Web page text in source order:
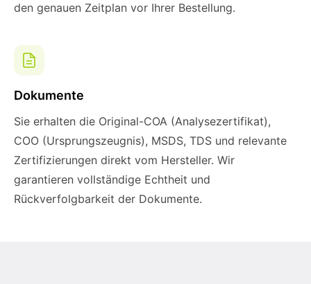
den genauen Zeitplan vor Ihrer Bestellung.
Dokumente
Sie erhalten die Original-COA (Analysezertifikat),
COO (Ursprungszeugnis), MSDS, TDS und relevante
Zertifizierungen direkt vom Hersteller. Wir
garantieren vollständige Echtheit und
Rückverfolgbarkeit der Dokumente.